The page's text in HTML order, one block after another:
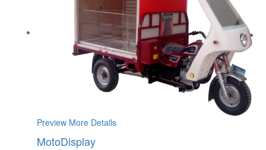
Preview More Details
MotoDisplay